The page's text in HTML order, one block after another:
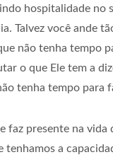
hospitalidade no
Talvez você ande
não tenha tempo
o que Ele tem a
tenha tempo para
faz presente na vida
tenhamos a